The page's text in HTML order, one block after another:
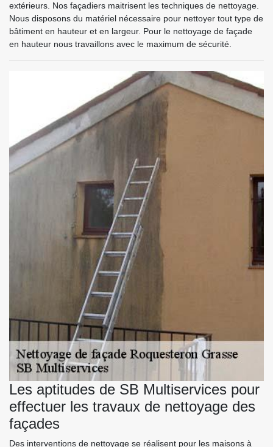
extérieurs. Nos façadiers maitrisent les techniques de nettoyage.
Nous disposons du matériel nécessaire pour nettoyer tout type de
bâtiment en hauteur et en largeur. Pour le nettoyage de façade
en hauteur nous travaillons avec le maximum de sécurité.
Les aptitudes de SB Multiservices pour
effectuer les travaux de nettoyage des
façades
Des interventions de nettoyage se réalisent pour les maisons à